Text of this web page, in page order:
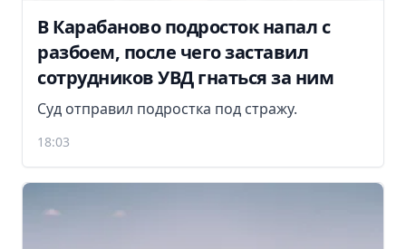
В Карабаново подросток напал с
разбоем, после чего заставил
сотрудников УВД гнаться за ним
Суд отправил подростка под стражу.
18:03